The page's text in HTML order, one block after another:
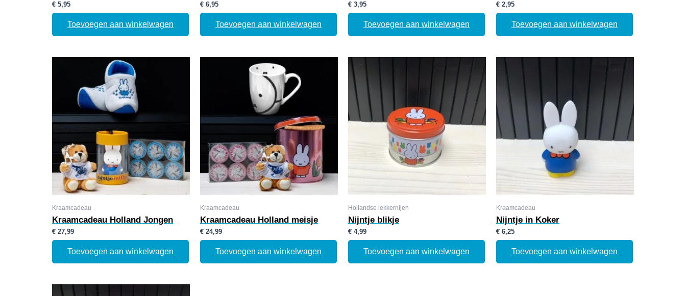
€ 5,95
Toevoegen aan winkelwagen
€ 6,95
Toevoegen aan winkelwagen
€ 3,95
Toevoegen aan winkelwagen
€ 2,95
Toevoegen aan winkelwagen
Kraamcadeau
Kraamcadeau Holland Jongen
€ 27,99
Toevoegen aan winkelwagen
Kraamcadeau
Kraamcadeau Holland meisje
€ 24,99
Toevoegen aan winkelwagen
Hollandse lekkernijen
Nijntje blikje
€ 4,99
Toevoegen aan winkelwagen
Kraamcadeau
Nijntje in Koker
€ 6,25
Toevoegen aan winkelwagen